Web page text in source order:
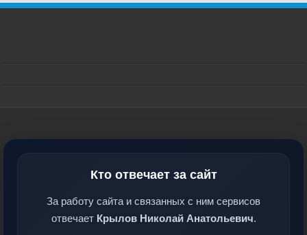
Кто отвечает за сайт
За работу сайта и связанных с ним сервисов
отвечает Крылов Николай Анатольевич.